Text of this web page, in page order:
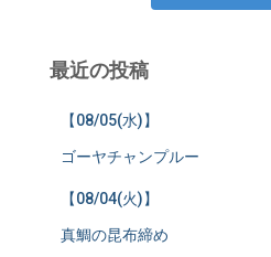
最近の投稿
【08/05(水)】
ゴーヤチャンプルー
【08/04(火)】
真鯛の昆布締め